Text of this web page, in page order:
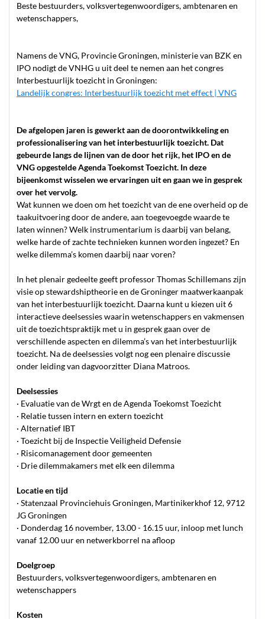
Beste bestuurders, volksvertegenwoordigers, ambtenaren en
wetenschappers,
Namens de VNG, Provincie Groningen, ministerie van BZK en
IPO nodigt de VNHG u uit deel te nemen aan het congres
Interbestuurlijk toezicht in Groningen:
Landelijk congres: Interbestuurlijk toezicht met effect | VNG
De afgelopen jaren is gewerkt aan de doorontwikkeling en
professionalisering van het interbestuurlijk toezicht. Dat
gebeurde langs de lijnen van de door het rijk, het IPO en de
VNG opgestelde Agenda Toekomst Toezicht. In deze
bijeenkomst wisselen we ervaringen uit en gaan we in gesprek
over het vervolg.
Wat kunnen we doen om het toezicht van de ene overheid op de
taakuitvoering door de andere, aan toegevoegde waarde te
laten winnen? Welk instrumentarium is daarbij van belang,
welke harde of zachte technieken kunnen worden ingezet? En
welke dilemma’s komen daarbij naar voren?
In het plenair gedeelte geeft professor Thomas Schillemans zijn
visie op stewardshiptheorie en de Groninger maatwerkaanpak
van het interbestuurlijk toezicht. Daarna kunt u kiezen uit 6
interactieve deelsessies waarin wetenschappers en vakmensen
uit de toezichtspraktijk met u in gesprek gaan over de
verschillende aspecten en dilemma’s van het interbestuurlijk
toezicht. Na de deelsessies volgt nog een plenaire discussie
onder leiding van dagvoorzitter Diana Matroos.
Deelsessies
· Evaluatie van de Wrgt en de Agenda Toekomst Toezicht
· Relatie tussen intern en extern toezicht
· Alternatief IBT
· Toezicht bij de Inspectie Veiligheid Defensie
· Risicomanagement door gemeenten
· Drie dilemmakamers met elk een dilemma
Locatie en tijd
· Statenzaal Provinciehuis Groningen, Martinikerkhof 12, 9712
JG Groningen
· Donderdag 16 november, 13.00 - 16.15 uur, inloop met lunch
vanaf 12.00 uur en netwerkborrel na afloop
Doelgroep
Bestuurders, volksvertegenwoordigers, ambtenaren en
wetenschappers
Kosten